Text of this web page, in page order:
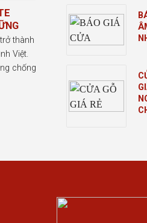
thành
Việt.
chống